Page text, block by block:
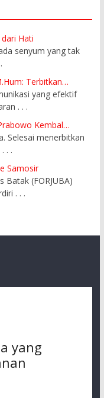
Hati
senyum yang tak
Terbitkan…
yang efektif
. . .
Kembal…
Selesai menerbitkan
. . .
Samosir
Batak (FORJUBA)
. . .
yang